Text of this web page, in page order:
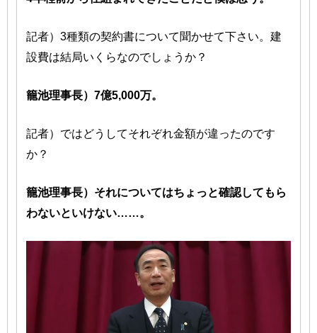
記者）3種類の契約書について聞かせて下さい。建
設費は結局いくらなのでしょうか？
籠池理事長）7億5,000万。
記者）ではどうしてそれぞれ金額が違ったのです
か？
籠池理事長）それについてはちょっと確認してもら
わないといけない……。